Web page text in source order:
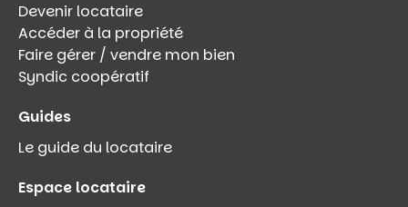
Devenir locataire
Accéder à la propriété
Faire gérer / vendre mon bien
Syndic coopératif
Guides
Le guide du locataire
Espace locataire